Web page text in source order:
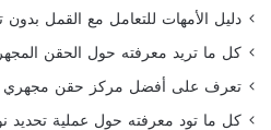
دليل الأمهات للتعامل مع القمل بدون
كل ما تريد معرفته حول الحقن
تعرف على أفضل مركز حقن مجهري
كل ما تود معرفته حول عملية تحديد